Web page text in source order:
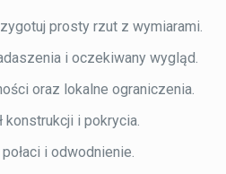
prosty rzut z wymiarami.
i oczekiwany wygląd.
oraz lokalne ograniczenia.
konstrukcji i pokrycia.
i odwodnienie.